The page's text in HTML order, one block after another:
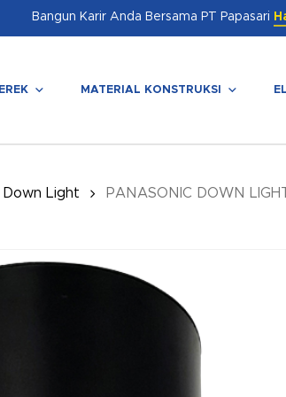
Bangun Karir Anda Bersama PT Papasari
MATERIAL KONSTRUKSI
Light PANASONIC DOWN